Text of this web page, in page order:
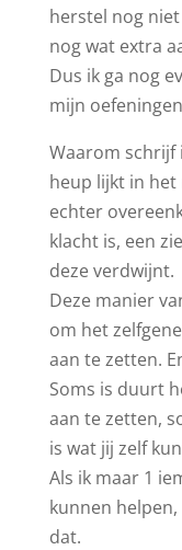
herstel nog
nog wat extra
Dus ik ga nog
mijn
Waarom schrijf
heup lijkt in
echter
klacht is, een
deze verdwijnt.
Deze manier
om het
aan te zetten.
Soms is duurt
aan te zetten,
is wat jij zelf
Als ik maar 1
kunnen
dat.